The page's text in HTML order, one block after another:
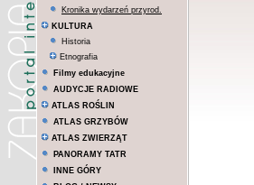
Kronika wydarzeń przyrod.
KULTURA
Historia
Etnografia
Filmy edukacyjne
AUDYCJE RADIOWE
ATLAS ROŚLIN
ATLAS GRZYBÓW
ATLAS ZWIERZĄT
PANORAMY TATR
INNE GÓRY